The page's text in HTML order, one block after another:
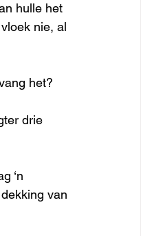
hulle het
nie, al
het?
drie
‘n
van